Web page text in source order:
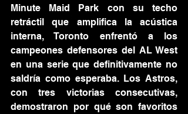
Minute Maid Park con su techo
retráctil que amplifica la acústica
interna, Toronto enfrentó a los
campeones defensores del AL West
en una serie que definitivamente no
saldría como esperaba. Los Astros,
con tres victorias consecutivas,
demostraron por qué son favoritos